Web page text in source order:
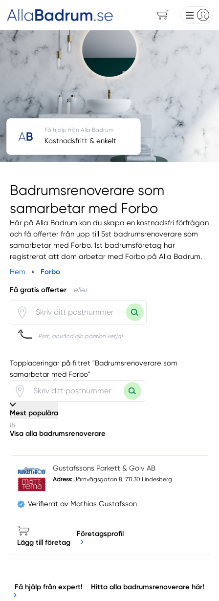
Badrumsrenoverare som
samarbetar med Forbo
Här på Alla Badrum kan du skapa en kostnadsfri förfrågan
och få offerter från upp till 5st badrumsrenoverare som
samarbetar med Forbo. 1st badrumsföretag har
registrerat att dom arbetar med Forbo på Alla Badrum.
Hem
» Forbo
Få gratis offerter eller
Psst, använd din position vetja!
Få hjälp från Alla Badrum
Kostnadsfritt & enkelt
Topplaceringar på filtret "Badrumsrenoverare som
samarbetar med Forbo"
Mest populära
Visa alla badrumsrenoverare
Gustafssons Parkett & Golv AB
Adress: Järnvägsgatan 8, 711 30 Lindesberg
Verifierat av Mathias Gustafsson
Lägg till företag
Företagsprofil
Få hjälp från expert! Hitta alla badrumsrenoverare här!